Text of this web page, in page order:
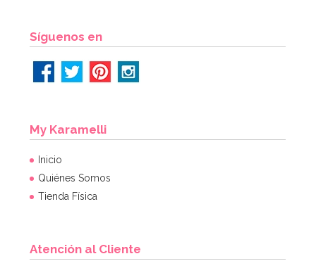
Síguenos en
My Karamelli
Inicio
Quiénes Somos
Tienda Física
Atención al Cliente